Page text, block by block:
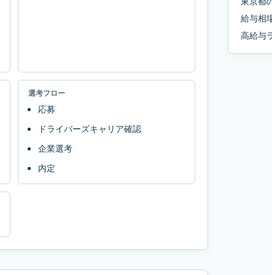
選考フロー
応募
ドライバーズキャリア確認
企業選考
内定
給与相
高給与